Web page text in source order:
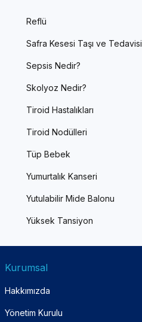
Reflü
Safra Kesesi Taşı ve Tedavisi
Sepsis Nedir?
Skolyoz Nedir?
Tiroid Hastalıkları
Tiroid Nodülleri
Tüp Bebek
Yumurtalık Kanseri
Yutulabilir Mide Balonu
Yüksek Tansiyon
Kurumsal
Hakkımızda
Yönetim Kurulu